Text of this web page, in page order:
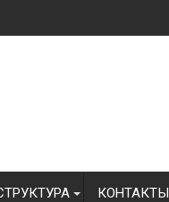
21.07.2026 г.
КОНТАКТЫ